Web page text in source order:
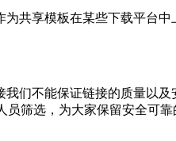
共享模板在某些下载平台
们不能保证链接的质量以
筛选，为大家保留安全可